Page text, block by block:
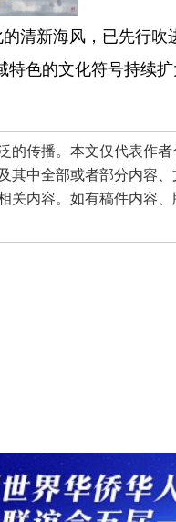
新海风，已先行吹
色的文化符号持续扩
传播。本文仅代表作者
其中全部或者部分内容
关内容。如有稿件内容